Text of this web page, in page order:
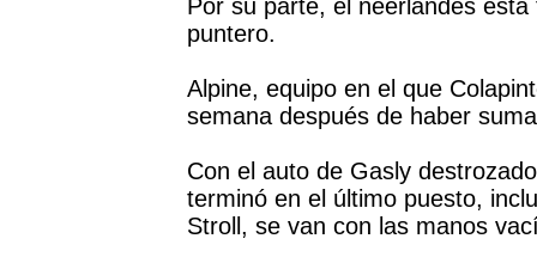
Por su parte, el neerlandés
puntero.
Alpine, equipo en el que
semana después de haber
Con el auto de Gasly
terminó en el último puesto,
Stroll, se van con las manos